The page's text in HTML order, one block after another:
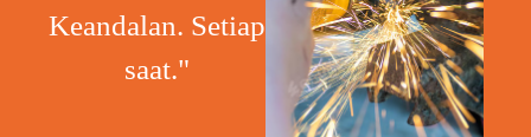
Keandalan. Setiap
saat."